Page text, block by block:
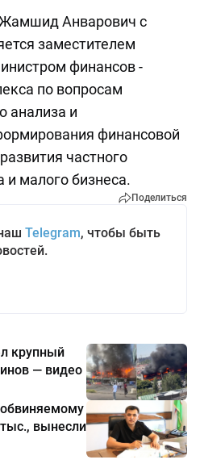
Анварович с
заместителем
финансов -
по вопросам
анализа и
финансовой
частного
и малого бизнеса.
Поделиться
Telegram, чтобы быть
крупный
— видео
вынесли